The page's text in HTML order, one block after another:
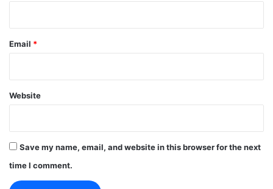
Email *
Website
Save my name, email, and website in this browser for the next
time I comment.